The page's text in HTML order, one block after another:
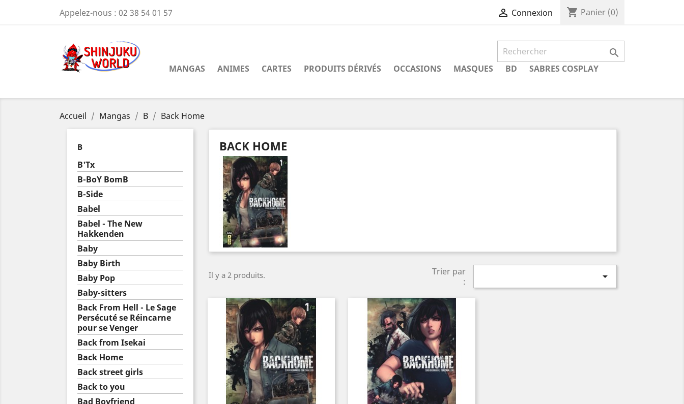
Appelez-nous : 02 38 54 01 57  Connexion shopping_cart Panier (0)

MANGAS ANIMES CARTES PRODUITS DÉRIVÉS OCCASIONS MASQUES BD SABRES COSPLAY
Accueil Mangas B Back Home
B
B'Tx
B-BoY BomB
B-Side
Babel
Babel - The New
Hakkenden
Baby
Baby Birth
Baby Pop
Baby-sitters
Back From Hell - Le Sage
Persécuté se Réincarne
pour se Venger
Back from Isekai
Back Home
Back street girls
Back to you
Bad Boyfriend
BACK HOME
Il y a 2 produits.
Trier par
:
